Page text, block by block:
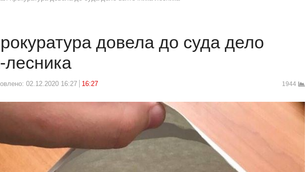
довела до суда дело
лесника
02.12.2020 16:27 16:27 1944